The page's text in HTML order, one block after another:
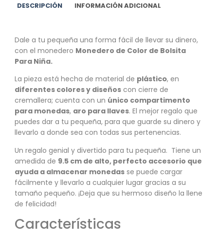
DESCRIPCIÓN INFORMACIÓN ADICIONAL
Dale a tu pequeña una forma fácil de llevar su dinero,
con el monedero Monedero de Color de Bolsita
Para Niña.
La pieza está hecha de material de plástico, en
diferentes colores y diseños con cierre de
cremallera; cuenta con un único compartimento
para monedas, aro para llaves. El mejor regalo que
puedes dar a tu pequeña, para que guarde su dinero y
llevarlo a donde sea con todas sus pertenencias.
Un regalo genial y divertido para tu pequeña. Tiene un
amedida de 9.5 cm de alto, perfecto accesorio que
ayuda a almacenar monedas se puede cargar
fácilmente y llevarlo a cualquier lugar gracias a su
tamaño pequeño. ¡Deja que su hermoso diseño la llene
de felicidad!
Características